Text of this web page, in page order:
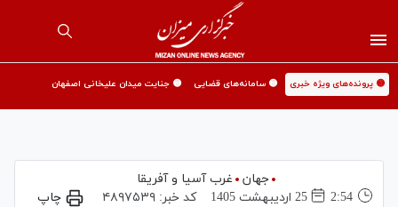
🟡 پرونده‌های ویژه خبری 🟡 سامانه‌های قضایی 🟡 جنایت میدان علیخانی اصفهان
جهان
غرب آسیا و آفریقا
2:54
25 ارديبهشت 1405 کد خبر:۴۸۹۷۵۳۹ چاپ